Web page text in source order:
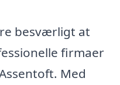
besværligt at
firmaer
Med